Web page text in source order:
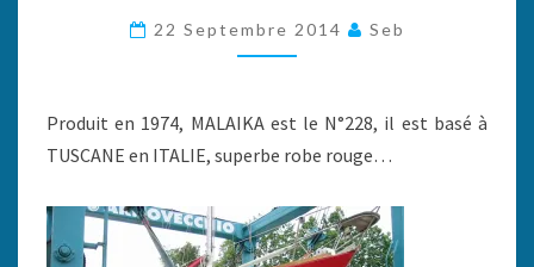
22 Septembre 2014 Seb
Produit en 1974, MALAIKA est le N°228, il est basé à
TUSCANE en ITALIE, superbe robe rouge…